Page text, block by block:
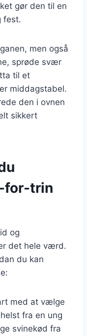
gør den til en
fest.
men også
sprøde svær
til et
middagstabel.
den i ovnen
sikkert
for-trin
og
det hele værd.
du kan
med at vælge
fra en ung
svinekød fra